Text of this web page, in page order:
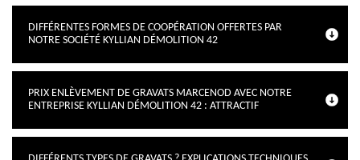
DIFFÉRENTES FORMES DE COOPÉRATION OFFERTES PAR
NOTRE SOCIÉTÉ KYLLIAN DÉMOLITION 42
PRIX ENLÈVEMENT DE GRAVATS MARCENOD AVEC NOTRE
ENTREPRISE KYLLIAN DÉMOLITION 42 : ATTRACTIF